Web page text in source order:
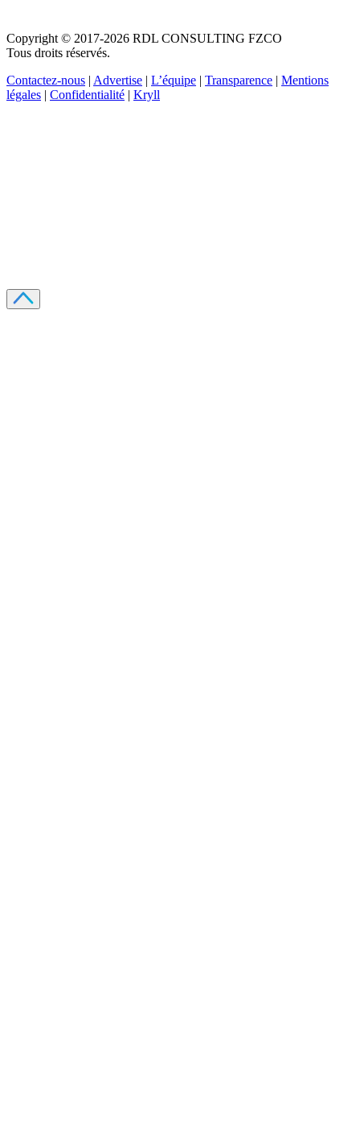
Copyright © 2017-2026 RDL CONSULTING FZCO
Tous droits réservés.
Contactez-nous | Advertise | L’équipe | Transparence | Mentions
légales | Confidentialité | Kryll